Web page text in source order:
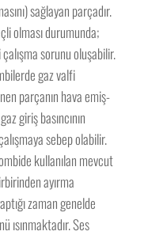
sağlayan parçadır.
olması durumunda;
sorunu oluşabilir.
gaz valfi
parçanın hava emiş-
giriş basıncının
sebep olabilir.
kullanılan mevcut
ayırma
zaman genelde
ısınmaktadır. Ses